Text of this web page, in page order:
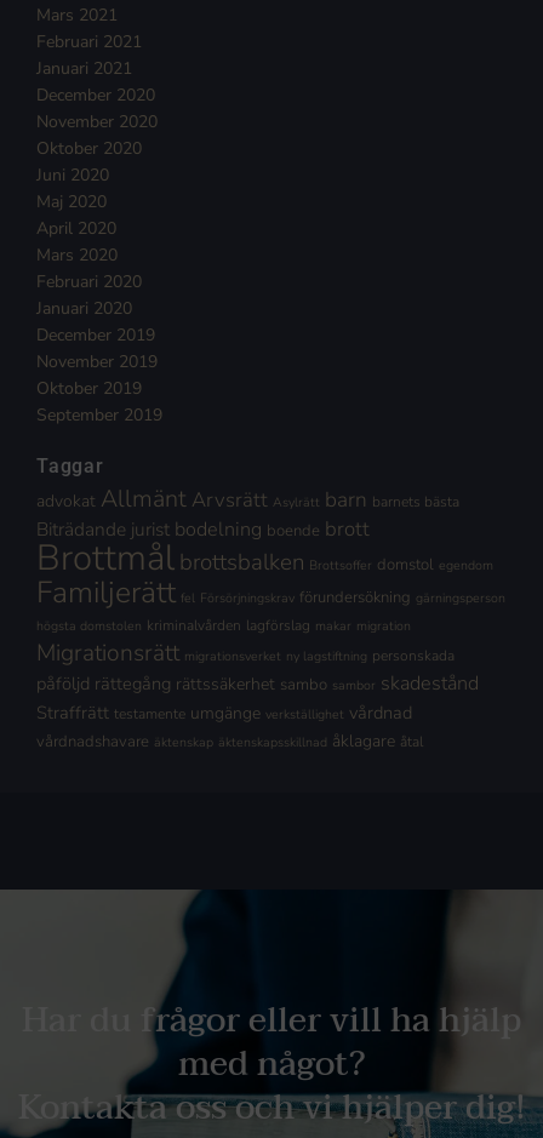
Mars 2021
Februari 2021
Januari 2021
December 2020
November 2020
Oktober 2020
Juni 2020
Maj 2020
April 2020
Mars 2020
Februari 2020
Januari 2020
December 2019
November 2019
Oktober 2019
September 2019
Taggar
advokat Allmänt Arvsrätt Asylrätt barn barnets bästa
Biträdande jurist bodelning boende brott
Brottmålbrottsbalken Brottsoffer domstol egendom
Familjerätt fel Försörjningskrav förundersökning gärningsperson
högsta domstolen kriminalvården lagförslag makar migration
Migrationsrätt migrationsverket ny lagstiftning personskada
påföljd rättegång rättssäkerhet sambo sambor skadestånd
Straffrätt testamente umgänge verkställighet vårdnad
vårdnadshavare äktenskap äktenskapsskillnad åklagare åtal
Har du frågor eller vill ha hjälp
med något?
Kontakta oss och vi hjälper dig!